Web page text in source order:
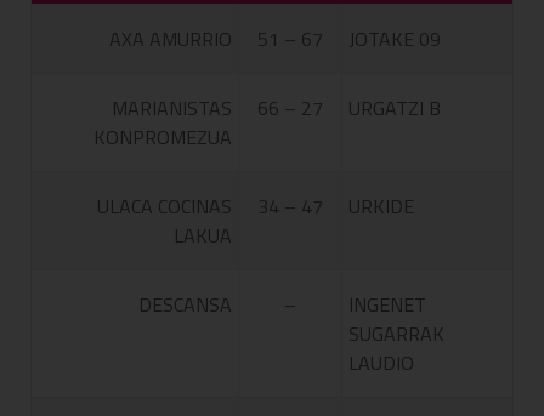
AXA AMURRIO 51 – 67 JOTAKE 09
MARIANISTAS
KONPROMEZUA
66 – 27 URGATZI B
ULACA COCINAS
LAKUA
34 – 47 URKIDE
DESCANSA –
INGENET
SUGARRAK
LAUDIO